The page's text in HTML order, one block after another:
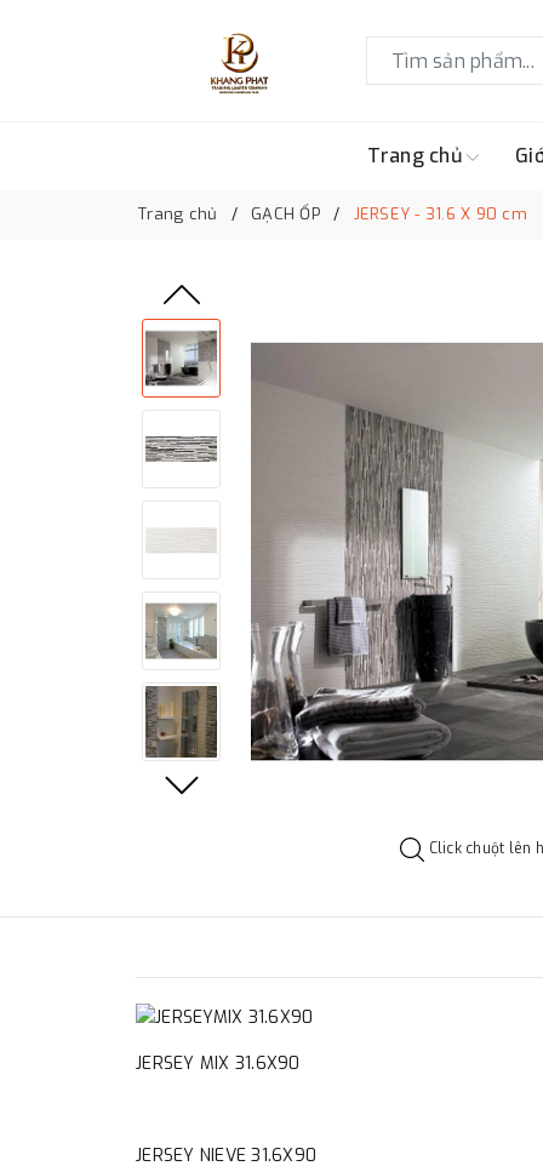
Trang chủ
Trang chủ GẠCH ỐP JERSEY - 31.6 X 90 cm
Click chuột lên
JERSEY MIX 31.6X90
JERSEY NIEVE 31.6X90